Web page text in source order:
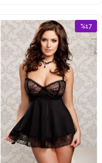
%17
İndirim